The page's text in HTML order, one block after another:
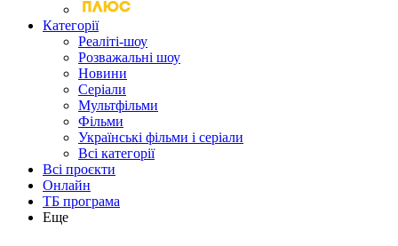
Категорії
Реаліті-шоу
Розважальні шоу
Новини
Серіали
Мультфільми
Фільми
Українські фільми і серіали
Всі категорії
Всі проєкти
Онлайн
ТБ програма
Еще